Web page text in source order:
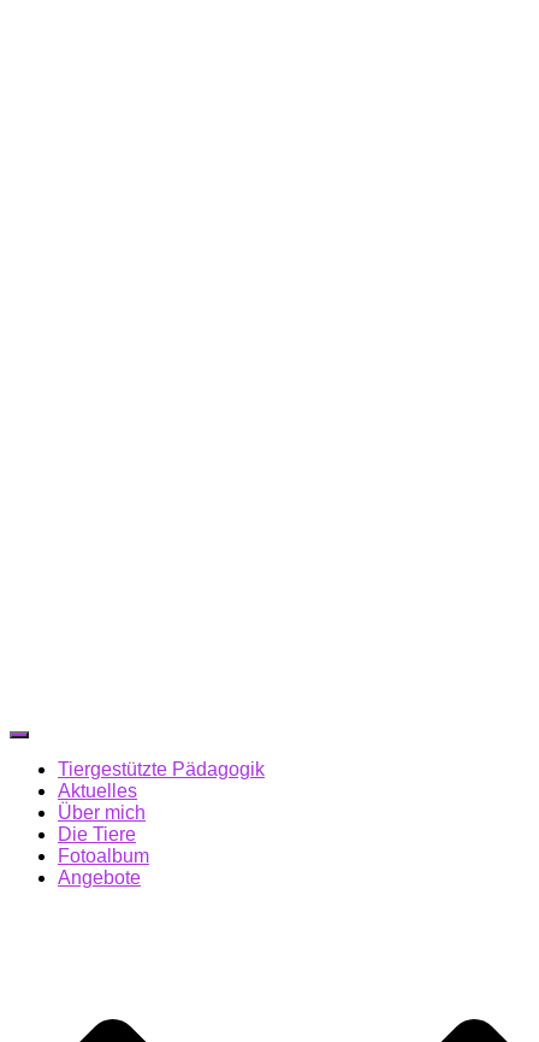
Navigation
umschalten
Tiergestützte Pädagogik
Aktuelles
Über mich
Die Tiere
Fotoalbum
Angebote